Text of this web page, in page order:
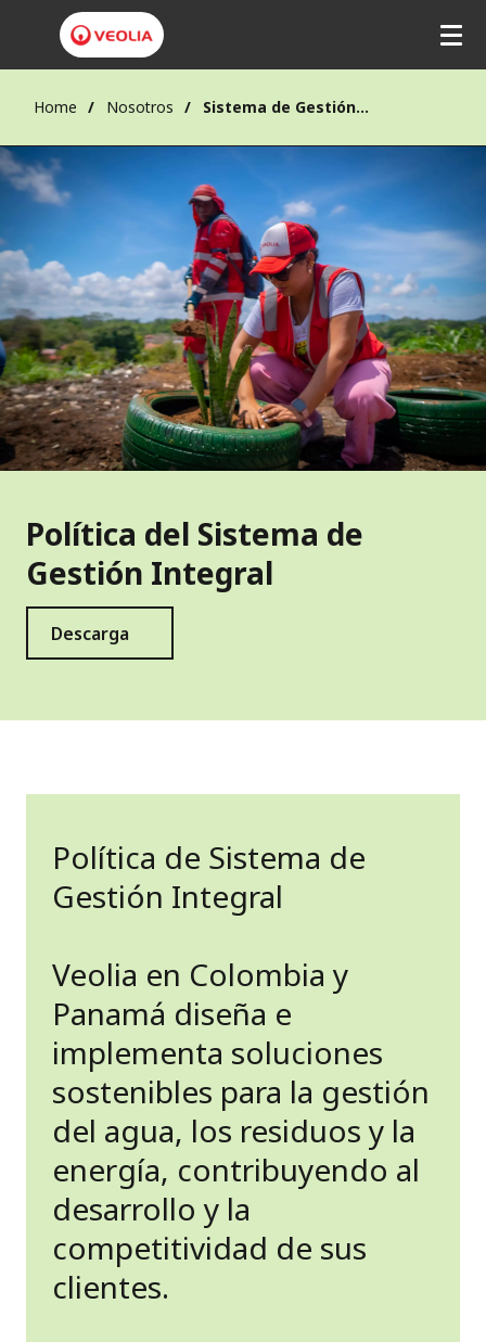
Home Nosotros Sistema de Gestión Integral
Política del Sistema de
Gestión Integral
Descarga
Política de Sistema de
Gestión Integral
Veolia en Colombia y
Panamá diseña e
implementa soluciones
sostenibles para la gestión
del agua, los residuos y la
energía, contribuyendo al
desarrollo y la
competitividad de sus
clientes.